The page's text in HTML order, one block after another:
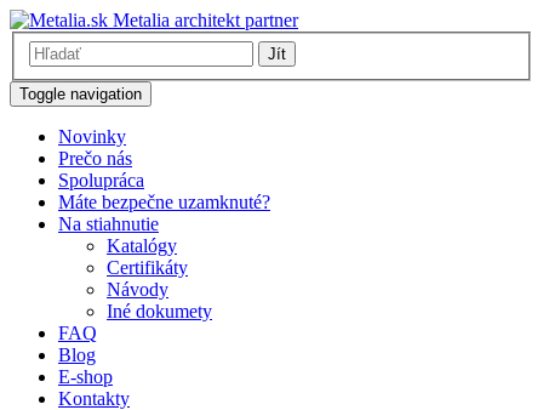
Metalia architekt partner
Jít
Toggle navigation
Novinky
Prečo nás
Spolupráca
Máte bezpečne uzamknuté?
Na stiahnutie
Katalógy
Certifikáty
Návody
Iné dokumety
FAQ
Blog
E-shop
Kontakty